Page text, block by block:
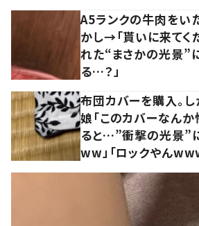
A5ランクの牛肉をい
かし→「貰いに来てく
れた“まさかの光景”
る…？」
布団カバーを購入。
娘「このカバーなんか
ると…”衝撃の光景”
ww」「ロックやん